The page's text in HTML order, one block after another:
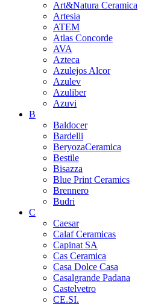
Art&Natura Ceramica
Artesia
ATEM
Atlas Concorde
AVA
Azteca
Azulejos Alcor
Azulev
Azuliber
Azuvi
B
Baldocer
Bardelli
BeryozaCeramica
Bestile
Bisazza
Blue Print Ceramics
Brennero
Budri
C
Caesar
Calaf Ceramicas
Capinat SA
Cas Ceramica
Casa Dolce Casa
Casalgrande Padana
Castelvetro
CE.SI.